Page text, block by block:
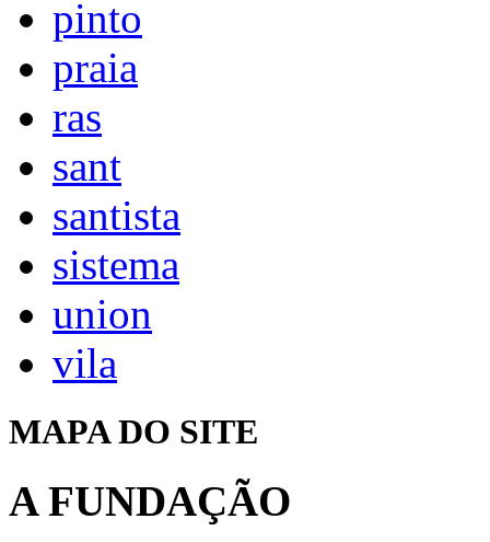
pinto
praia
ras
sant
santista
sistema
union
vila
MAPA DO SITE
A FUNDAÇÃO